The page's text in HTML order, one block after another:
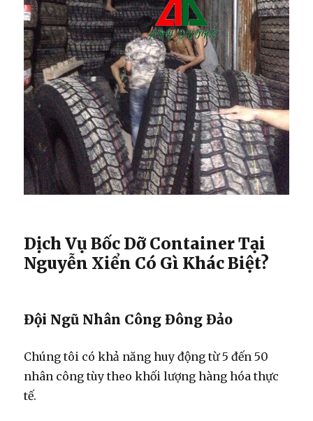
Dịch Vụ Bốc Dỡ Container Tại
Nguyễn Xiển Có Gì Khác Biệt?
Đội Ngũ Nhân Công Đông Đảo
Chúng tôi có khả năng huy động từ 5 đến 50
nhân công tùy theo khối lượng hàng hóa thực
tế.